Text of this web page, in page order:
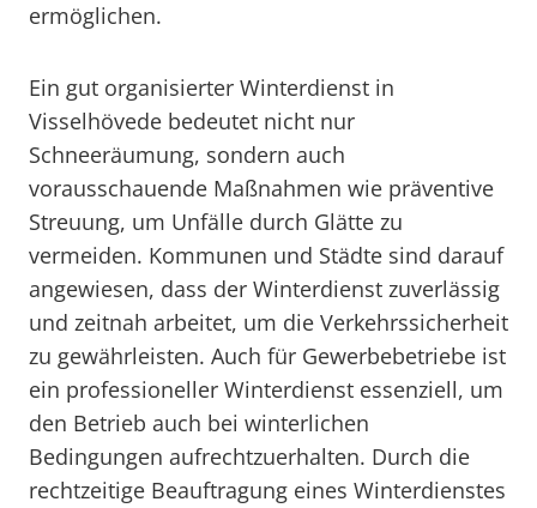
ermöglichen.
Ein gut organisierter Winterdienst in
Visselhövede bedeutet nicht nur
Schneeräumung, sondern auch
vorausschauende Maßnahmen wie präventive
Streuung, um Unfälle durch Glätte zu
vermeiden. Kommunen und Städte sind darauf
angewiesen, dass der Winterdienst zuverlässig
und zeitnah arbeitet, um die Verkehrssicherheit
zu gewährleisten. Auch für Gewerbebetriebe ist
ein professioneller Winterdienst essenziell, um
den Betrieb auch bei winterlichen
Bedingungen aufrechtzuerhalten. Durch die
rechtzeitige Beauftragung eines Winterdienstes